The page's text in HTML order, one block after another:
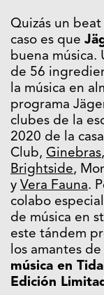
Quizás un
caso es que
buena música.
de 56
la música en
programa
clubes de la
2020 de la
Club, Ginebras
Brightside,
y Vera Fauna.
colabo
de música en
este tándem
los amantes de
música en
Edición